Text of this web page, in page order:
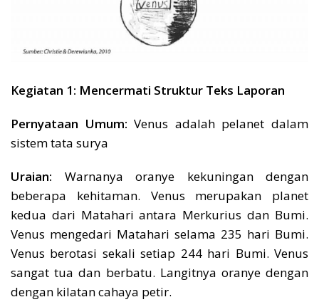
Kegiatan 1: Mencermati Struktur Teks Laporan
Pernyataan Umum: Venus adalah pelanet dalam
sistem tata surya
Uraian: Warnanya oranye kekuningan dengan
beberapa kehitaman. Venus merupakan planet
kedua dari Matahari antara Merkurius dan Bumi.
Venus mengedari Matahari selama 235 hari Bumi.
Venus berotasi sekali setiap 244 hari Bumi. Venus
sangat tua dan berbatu. Langitnya oranye dengan
dengan kilatan cahaya petir.